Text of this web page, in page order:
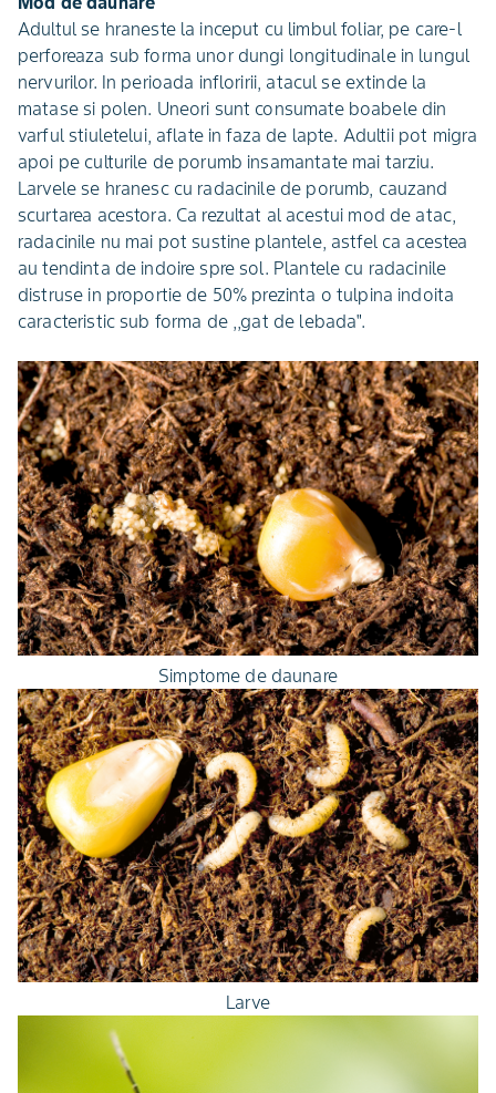
Adultul se hraneste la inceput cu limbul foliar, pe care-l
perforeaza sub forma unor dungi longitudinale in lungul
nervurilor. In perioada infloririi, atacul se extinde la
matase si polen. Uneori sunt consumate boabele din
varful stiuletelui, aflate in faza de lapte. Adultii pot migra
apoi pe culturile de porumb insamantate mai tarziu.
Larvele se hranesc cu radacinile de porumb, cauzand
scurtarea acestora. Ca rezultat al acestui mod de atac,
radacinile nu mai pot sustine plantele, astfel ca acestea
au tendinta de indoire spre sol. Plantele cu radacinile
distruse in proportie de 50% prezinta o tulpina indoita
caracteristic sub forma de ,,gat de lebada".
Simptome de daunare
Larve